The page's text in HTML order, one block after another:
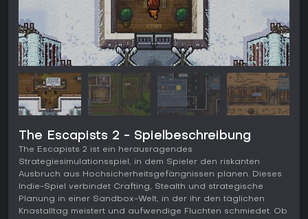
The Escapists 2 - Spielbeschreibung
The Escapists 2 ist ein herausragendes
Strategiesimulationsspiel, in dem Spieler den riskanten
Ausbruch aus Hochsicherheitsgefängnissen planen. Dieses
Indie-Spiel verbindet Crafting, Stealth und strategische
Planung in einer Sandbox-Welt, in der ihr den täglichen
Knastalltag meistert und aufwendige Fluchten schmiedet. Ob